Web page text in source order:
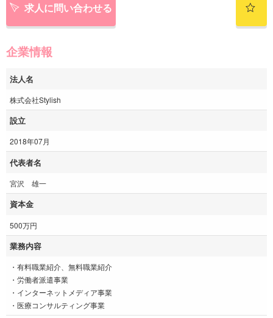
求人に問い合わせる
企業情報
法人名
株式会社Stylish
設立
2018年07月
代表者名
宮沢 雄一
資本金
500万円
業務内容
・有料職業紹介、無料職業紹介
・労働者派遣事業
・インターネットメディア事業
・医療コンサルティング事業